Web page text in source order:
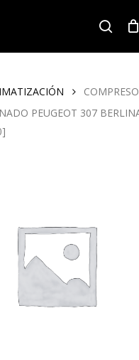
search
PEUGEOT 307